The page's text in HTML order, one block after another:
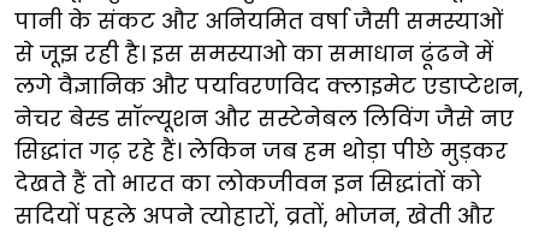
पानी के संकट और अनियमित वर्षा जैसी समस्याओं
से जूझ रही है। इस समस्याओ का समाधान ढूंढने में
लगे वैज्ञानिक और पर्यावरणविद क्लाइमेट एडाप्टेशन,
नेचर बेस्ड सॉल्यूशन और सस्टेनेबल लिविंग जैसे नए
सिद्धांत गढ़ रहे हैं। लेकिन जब हम थोड़ा पीछे मुड़कर
देखते हैं तो भारत का लोकजीवन इन सिद्धांतों को
सदियों पहले अपने त्योहारों, व्रतों, भोजन, खेती और